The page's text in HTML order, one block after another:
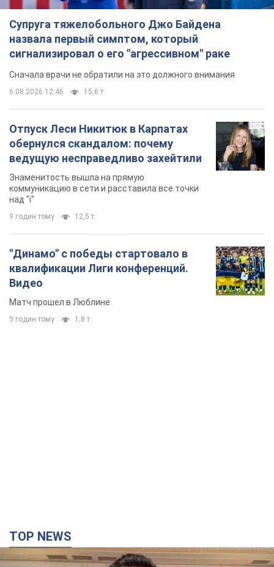
Супруга тяжелобольного Джо Байдена
назвала первый симптом, который
сигнализировал о его "агрессивном" раке
Сначала врачи не обратили на это должного внимания
6.08.2026 12:46 15,6 т.
Отпуск Леси Никитюк в Карпатах
обернулся скандалом: почему
ведущую несправедливо захейтили
Знаменитость вышла на прямую
коммуникацию в сети и расставила все точки
над "i"
9 годин тому 12,5 т.
"Динамо" с победы стартовало в
квалификации Лиги конференций.
Видео
Матч прошел в Люблине
5 годин тому 1,8 т.
TOP NEWS